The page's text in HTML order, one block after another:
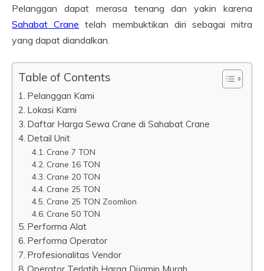
Pelanggan dapat merasa tenang dan yakin karena
Sahabat Crane telah membuktikan diri sebagai mitra
yang dapat diandalkan.
Table of Contents
Pelanggan Kami
Lokasi Kami
Daftar Harga Sewa Crane di Sahabat Crane
Detail Unit
Crane 7 TON
Crane 16 TON
Crane 20 TON
Crane 25 TON
Crane 25 TON Zoomlion
Crane 50 TON
Performa Alat
Performa Operator
Profesionalitas Vendor